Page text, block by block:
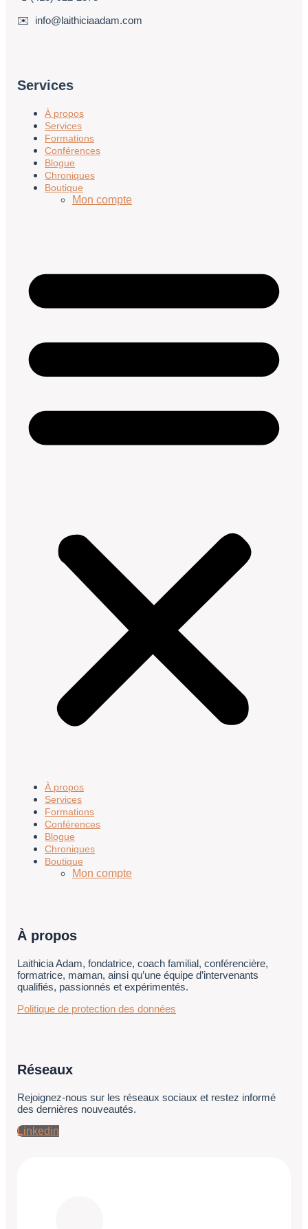
✉️ info@laithiciaadam.com
Services
À propos
Services
Formations
Conférences
Blogue
Chroniques
Boutique
Mon compte
À propos
Services
Formations
Conférences
Blogue
Chroniques
Boutique
Mon compte
À propos
Laithicia Adam, fondatrice, coach familial, conférencière,
formatrice, maman, ainsi qu’une équipe d’intervenants
qualifiés, passionnés et expérimentés.
Politique de protection des données
Réseaux
Rejoignez-nous sur les réseaux sociaux et restez informé
des dernières nouveautés.
Linkedin